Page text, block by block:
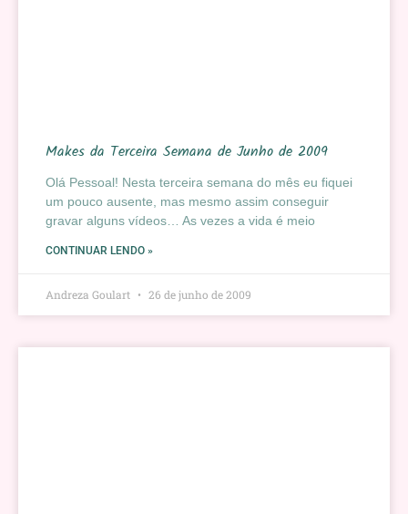
Makes da Terceira Semana de Junho de 2009
Olá Pessoal! Nesta terceira semana do mês eu fiquei
um pouco ausente, mas mesmo assim conseguir
gravar alguns vídeos… As vezes a vida é meio
CONTINUAR LENDO »
Andreza Goulart 26 de junho de 2009